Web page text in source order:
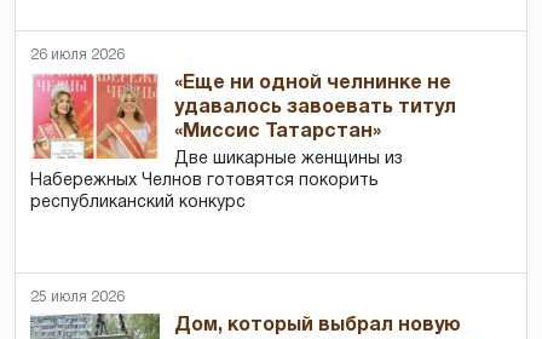
26 июля 2026
«Еще ни одной челнинке не
удавалось завоевать титул
«Миссис Татарстан»
Две шикарные женщины из
Набережных Челнов готовятся покорить
республиканский конкурс
25 июля 2026
Дом, который выбрал новую